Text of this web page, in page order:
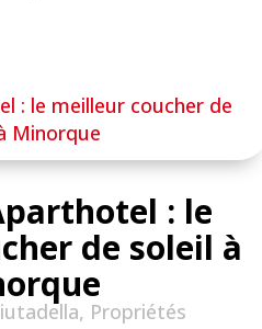
: le
de soleil à
, Propriétés